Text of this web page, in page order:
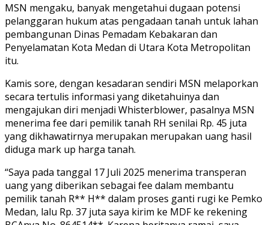
MSN mengaku, banyak mengetahui dugaan potensi
pelanggaran hukum atas pengadaan tanah untuk lahan
pembangunan Dinas Pemadam Kebakaran dan
Penyelamatan Kota Medan di Utara Kota Metropolitan
itu.
Kamis sore, dengan kesadaran sendiri MSN melaporkan
secara tertulis informasi yang diketahuinya dan
mengajukan diri menjadi Whisterblower, pasalnya MSN
menerima fee dari pemilik tanah RH senilai Rp. 45 juta
yang dikhawatirnya merupakan merupakan uang hasil
diduga mark up harga tanah.
“Saya pada tanggal 17 Juli 2025 menerima transperan
uang yang diberikan sebagai fee dalam membantu
pemilik tanah R** H** dalam proses ganti rugi ke Pemko
Medan, lalu Rp. 37 juta saya kirim ke MDF ke rekening